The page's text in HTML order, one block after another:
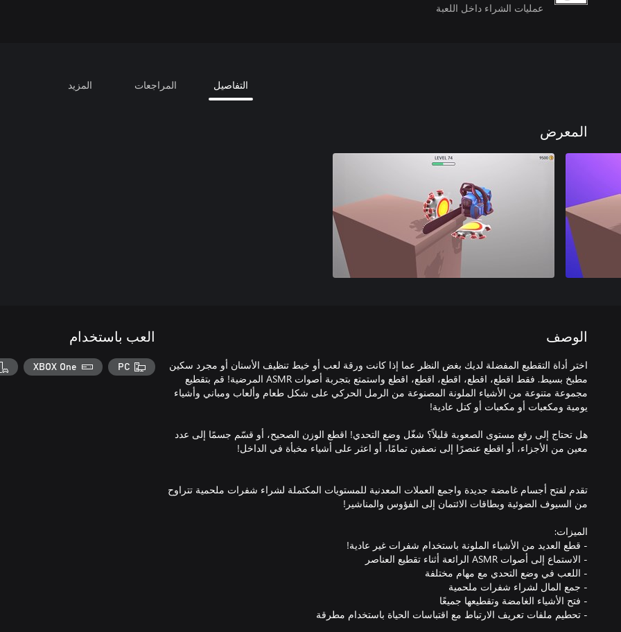
عمليات الشراء داخل اللعبة
التفاصيل المراجعات المزيد
المعرض
الوصف
اختر أداة التقطيع المفضلة لديك بغض النظر عما إذا كانت ورقة لعب أو خيط تنظيف الأسنان أو مجرد سكين
مطبخ بسيط. فقط اقطع، اقطع، اقطع، اقطع، اقطع واستمتع بتجربة أصوات ASMR المرضية! قم بتقطيع
مجموعة متنوعة من الأشياء الملونة المصنوعة من الرمل الحركي على شكل طعام وألعاب ومباني وأشياء
هل تحتاج إلى رفع مستوى الصعوبة قليلاً؟ شغّل وضع التحدي! اقطع الوزن الصحيح، أو قسّم جسمًا إلى عدد
تقدم لفتح أجسام غامضة جديدة واجمع العملات المعدنية للمستويات المكتملة لشراء شفرات ملحمية تتراوح
العب باستخدام
PC
XBOX One